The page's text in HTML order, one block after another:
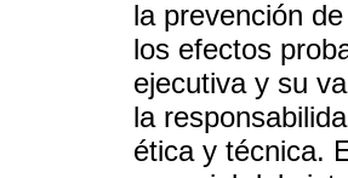
la prevención
los efectos
ejecutiva y su
la
ética y técnica.